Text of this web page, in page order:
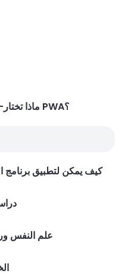
ماذا تختار- تطبيق جوال لبرنامج الولاء أو PWA؟
كيف يمكن لتطبيق برنامج
علم النفس